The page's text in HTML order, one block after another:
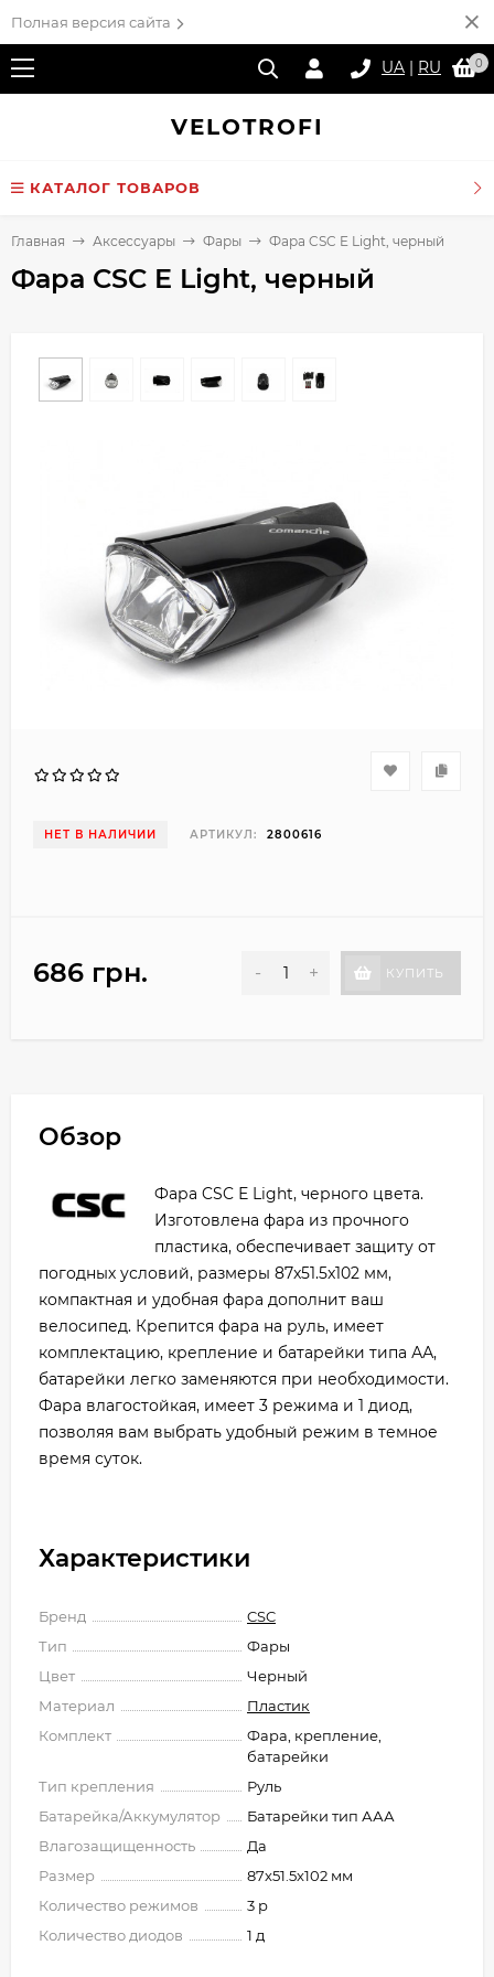
Полная версия сайта
UA | RU 0
VELOTROFI
КАТАЛОГ ТОВАРОВ
Главная Аксессуары Фары Фара CSC E Light, черный
Фара CSC E Light, черный
НЕТ В НАЛИЧИИ АРТИКУЛ: 2800616
686 грн. - + КУПИТЬ
Обзор
Фара CSC Е Light, черного цвета.
Изготовлена фара из прочного
пластика, обеспечивает защиту от
погодных условий, размеры 87x51.5x102 мм,
компактная и удобная фара дополнит ваш
велосипед. Крепится фара на руль, имеет
комплектацию, крепление и батарейки типа АА,
батарейки легко заменяются при необходимости.
Фара влагостойкая, имеет 3 режима и 1 диод,
позволяя вам выбрать удобный режим в темное
время суток.
Характеристики
Бренд
CSC
Тип
Фары
Цвет
Черный
Материал
Пластик
Комплект
Фара, крепление,
батарейки
Тип крепления
Руль
Батарейка/Аккумулятор
Батарейки тип ААА
Влагозащищенность
Да
Размер
87x51.5x102 мм
Количество режимов
3 р
Количество диодов
1 д